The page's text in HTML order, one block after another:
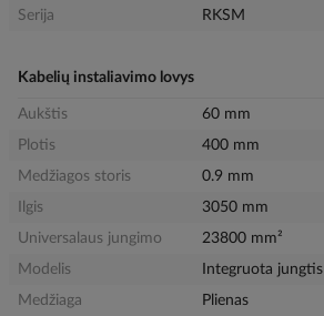
Serija RKSM
Kabelių instaliavimo lovys
Aukštis
60 mm
Plotis
400 mm
Medžiagos storis
0.9 mm
Ilgis
3050 mm
Universalaus jungimo
23800 mm²
Modelis
Integruota jungtis
Medžiaga
Plienas